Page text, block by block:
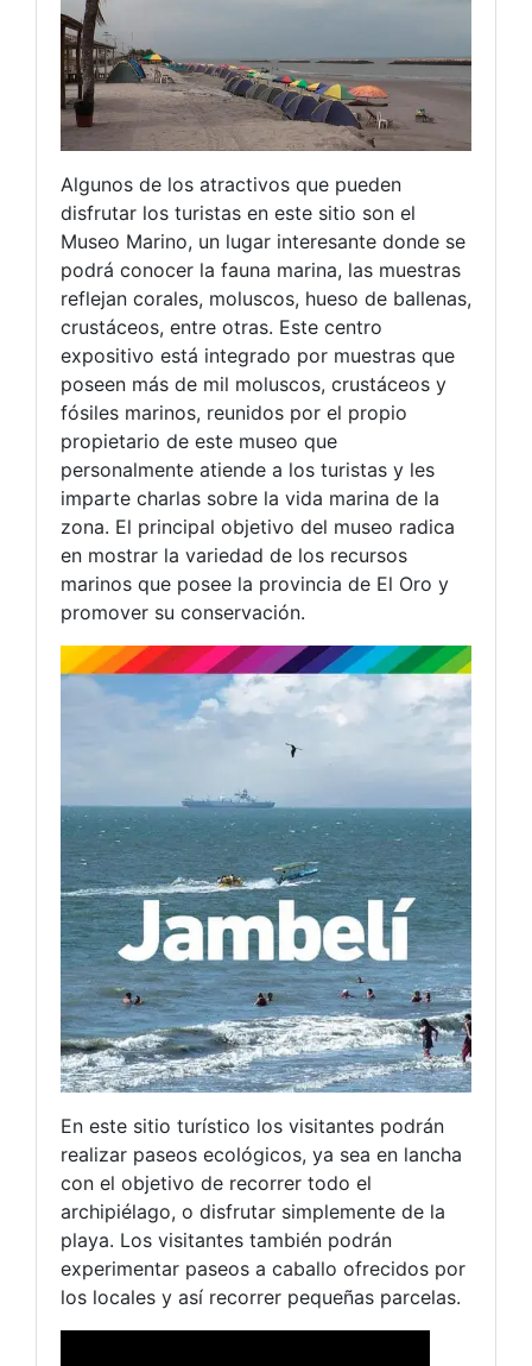
Algunos de los atractivos que pueden
disfrutar los turistas en este sitio son el
Museo Marino, un lugar interesante donde se
podrá conocer la fauna marina, las muestras
reflejan corales, moluscos, hueso de ballenas,
crustáceos, entre otras. Este centro
expositivo está integrado por muestras que
poseen más de mil moluscos, crustáceos y
fósiles marinos, reunidos por el propio
propietario de este museo que
personalmente atiende a los turistas y les
imparte charlas sobre la vida marina de la
zona. El principal objetivo del museo radica
en mostrar la variedad de los recursos
marinos que posee la provincia de El Oro y
promover su conservación.
En este sitio turístico los visitantes podrán
realizar paseos ecológicos, ya sea en lancha
con el objetivo de recorrer todo el
archipiélago, o disfrutar simplemente de la
playa. Los visitantes también podrán
experimentar paseos a caballo ofrecidos por
los locales y así recorrer pequeñas parcelas.